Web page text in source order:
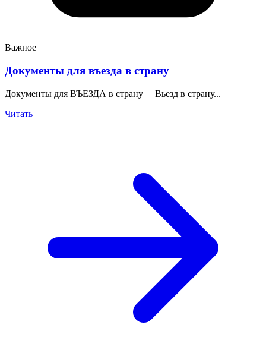
Важное
Документы для въезда в страну
Документы для ВЪЕЗДА в страну Вьезд в страну...
Читать